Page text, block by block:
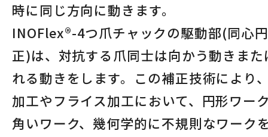
時に同じ方向に動きます。
INOFlex®-4つ爪チャックの駆動部(同心
正)は、対抗する爪同士は向かう動きまた
れる動きをします。この補正技術により
加工やフライス加工において、円形ワー
角いワーク、幾何学的に不規則なワーク